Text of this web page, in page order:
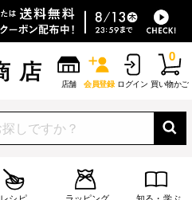
店舗 会員登録 ログイン 買い物かご
0